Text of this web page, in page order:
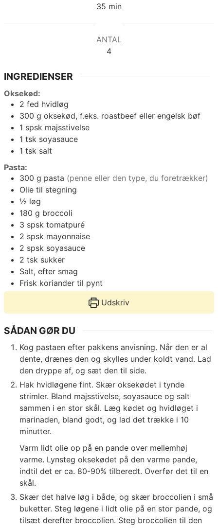
35 minutter
min
ANTAL
4
INGREDIENSER
Oksekød:
2 fed hvidløg
300 g oksekød, f.eks. roastbeef eller engelsk bøf
1 spsk majsstivelse
1 tsk soyasauce
1 tsk salt
Pasta:
300 g pasta (penne eller den type, du foretrækker)
Olie til stegning
½ løg
180 g broccoli
3 spsk tomatpuré
2 spsk mayonnaise
2 spsk soyasauce
2 tsk sukker
Salt, efter smag
Frisk koriander til pynt
Udskriv
SÅDAN GØR DU
Kog pastaen efter pakkens anvisning. Når den er al
dente, drænes den og skylles under koldt vand. Lad
den dryppe af, og sæt den til side.
Hak hvidløgene fint. Skær oksekødet i tynde
strimler. Bland majsstivelse, soyasauce og salt
sammen i en stor skål. Læg kødet og hvidløget i
marinaden, bland godt, og lad det trække i 10
minutter.
Varm lidt olie op på en pande over mellemhøj
varme. Lynsteg oksekødet på den varme pande,
indtil det er ca. 80-90% tilberedt. Overfør det til en
skål.
Skær det halve løg i både, og skær broccolien i små
buketter. Steg løgene i lidt olie på en stor pande, og
tilsæt derefter broccolien. Steg broccolien til den